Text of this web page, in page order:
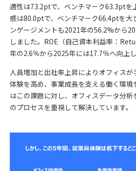
適性は73.2ptで、ベンチマーク63.3ptを
感は80.0ptで、ベンチマーク66.4ptを大
ンゲージメントも2021年の56.2%から
しました。ROE（自己資本利益率：
年の2.6％から2025年には17.7％へ向上し
人員増加と出社率上昇によりオフィスが
体験を高め、事業成長を支える働く環
はこの課題に対し、オフィスデータ分析
のプロセスを重視して解決しています。